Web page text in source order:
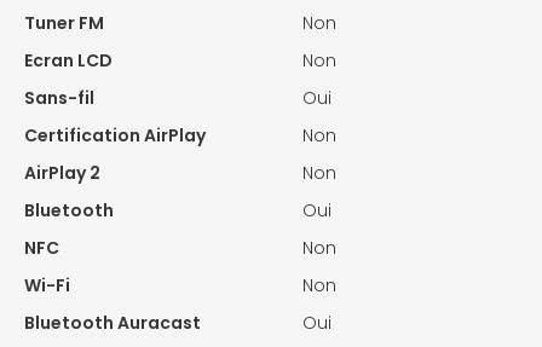
Tuner FM
Non
Ecran LCD
Non
Sans-fil
Oui
Certification AirPlay
Non
AirPlay 2
Non
Bluetooth
Oui
NFC
Non
Wi-Fi
Non
Bluetooth Auracast
Oui